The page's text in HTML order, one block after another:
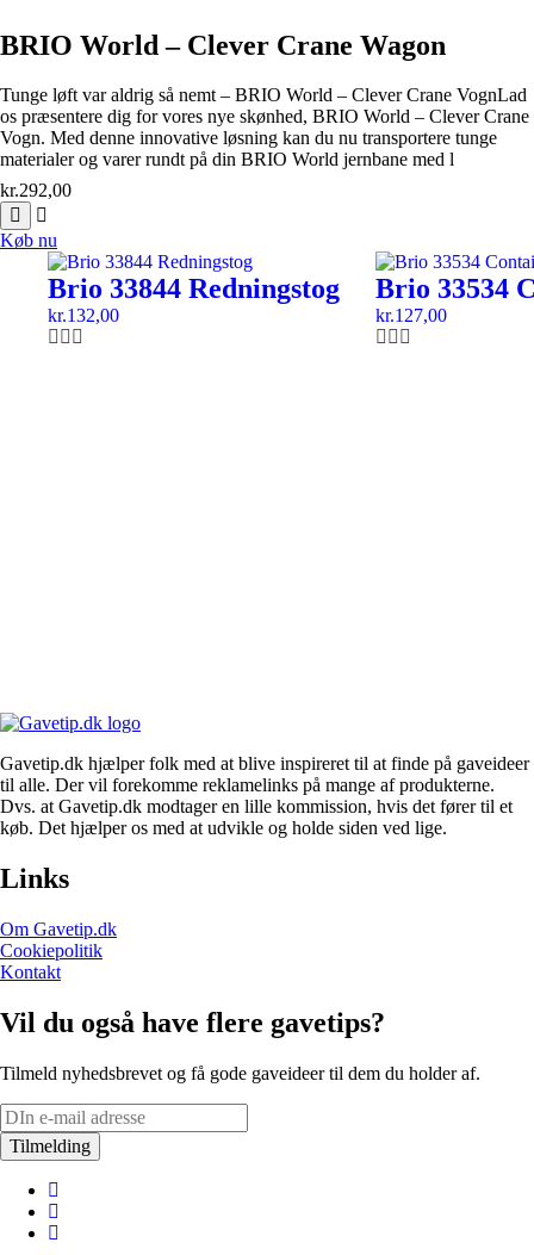
BRIO World – Clever Crane Wagon
Tunge løft var aldrig så nemt – BRIO World – Clever Crane VognLad
os præsentere dig for vores nye skønhed, BRIO World – Clever Crane
Vogn. Med denne innovative løsning kan du nu transportere tunge
materialer og varer rundt på din BRIO World jernbane med l
kr.292,00
Køb nu
Brio 33844 Redningstog
kr.132,00
Brio 33534
kr.127,00
Gavetip.dk hjælper folk med at blive inspireret til at finde på gaveideer
til alle. Der vil forekomme reklamelinks på mange af produkterne.
Dvs. at Gavetip.dk modtager en lille kommission, hvis det fører til et
køb. Det hjælper os med at udvikle og holde siden ved lige.
Links
Om Gavetip.dk
Cookiepolitik
Kontakt
Vil du også have flere gavetips?
Tilmeld nyhedsbrevet og få gode gaveideer til dem du holder af.
Tilmelding